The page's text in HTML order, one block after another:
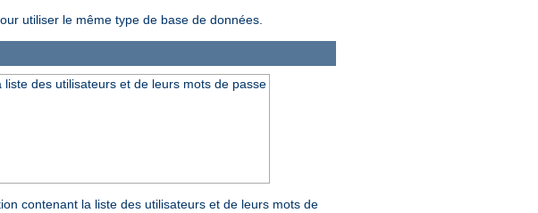
utiliser le même type de base de données.
des utilisateurs et de leurs mots de passe
contenant la liste des utilisateurs et de leurs mots de